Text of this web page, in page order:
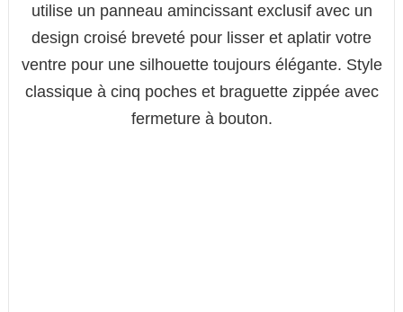
utilise un panneau amincissant exclusif avec un
design croisé breveté pour lisser et aplatir votre
ventre pour une silhouette toujours élégante. Style
classique à cinq poches et braguette zippée avec
fermeture à bouton.